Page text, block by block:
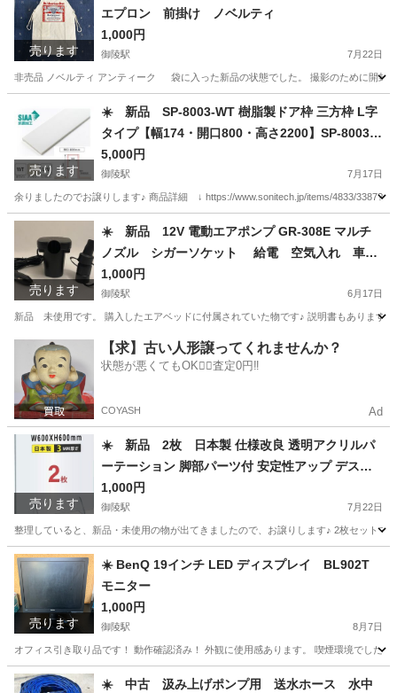
売ります
エプロン 前掛け ノベルティ
1,000円
御陵駅 7月22日
非売品 ノベルティ アンティーク 袋に入った新品の状態でした。 撮影のために
御陵駅 ノベルティ
売ります
☀️ 新品 SP-8003-WT 樹脂製ドア枠 三方枠 L字
タイプ【幅174・開口800・高さ2200】SP-8003-
WT ホワイト 城東テクノ (幅)174・(開口)800・(高
さ)2200【WT
5,000円
御陵駅 7月17日
余りましたのでお譲りします♪ 商品詳細 ↓ https://www.sonitech.jp/items/4833/
京都 京都市 御陵駅 その他
売ります
☀️ 新品 12V 電動エアポンプ GR-308E マルチ
ノズル シガーソケット 給電 空気入れ 車
カー用品
1,000円
御陵駅 6月17日
新品 未使用です。 購入したエアベッドに付属されていた物です♪ 説明書もあります
京都市 御陵駅 その他
【求】古い人形譲ってくれませんか？
状態が悪くてもOK🙆‍♀️査定0円‼️
COYASH Ad
売ります
☀️ 新品 2枚 日本製 仕様改良 透明アクリルパ
ーテーション 脚部パーツ付 安定性アップ デスク
用スクリーン 衝立
1,000円
御陵駅 7月22日
整理していると、新品・未使用の物が出てきましたので、お譲りします♪ 2枚セッ
京都 京都市 その他
売ります
☀️ BenQ 19インチ LED ディスプレイ BL902T
モニター
1,000円
御陵駅 8月7日
オフィス引き取り品です！ 動作確認済み！ 外観に使用感あります。 喫煙環境でした
京都 京都市 御陵駅 パソコン BenQ
☀️ 中古 汲み上げポンプ用 送水ホース 水中